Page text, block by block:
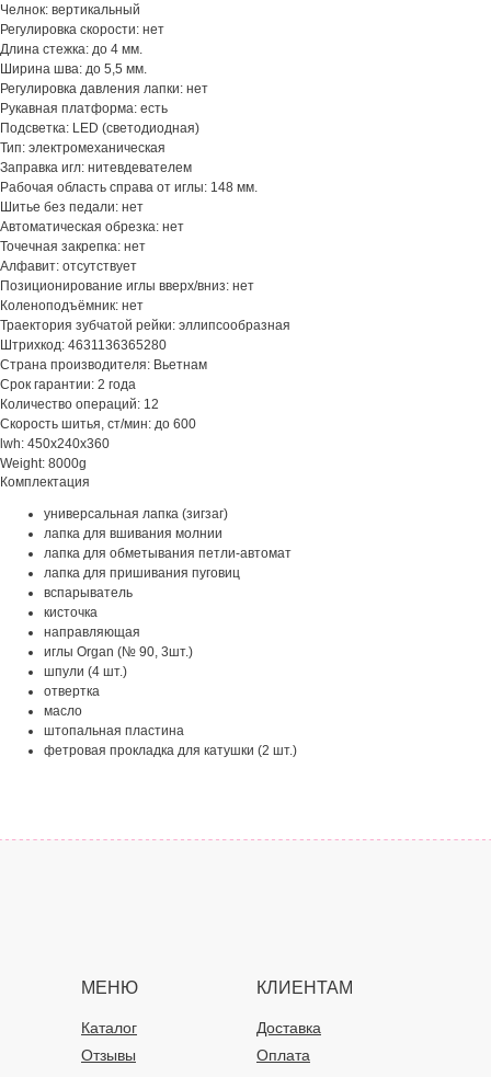
Челнок: вертикальный
Регулировка скорости: нет
Длина стежка: до 4 мм.
Ширина шва: до 5,5 мм.
Регулировка давления лапки: нет
Рукавная платформа: есть
Подсветка: LED (светодиодная)
Тип: электромеханическая
Заправка игл: нитевдевателем
Рабочая область справа от иглы: 148 мм.
Шитье без педали: нет
Автоматическая обрезка: нет
Точечная закрепка: нет
Алфавит: отсутствует
Позиционирование иглы вверх/вниз: нет
Коленоподъёмник: нет
Траектория зубчатой рейки: эллипсообразная
Штрихкод: 4631136365280
Страна производителя: Вьетнам
Срок гарантии: 2 года
Количество операций: 12
Скорость шитья, ст/мин: до 600
lwh: 450x240x360
Weight: 8000g
Комплектация
универсальная лапка (зигзаг)
лапка для вшивания молнии
лапка для обметывания петли-автомат
лапка для пришивания пуговиц
вспарыватель
кисточка
направляющая
иглы Organ (№ 90, 3шт.)
шпули (4 шт.)
отвертка
масло
штопальная пластина
фетровая прокладка для катушки (2 шт.)
МЕНЮ КЛИЕНТАМ
Каталог
Доставка
Оплата
Отзывы